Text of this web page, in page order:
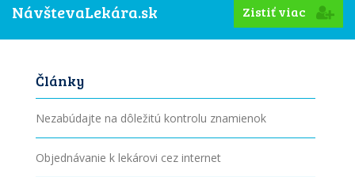
NávštevaLekára.sk
Zistiť viac
Články
Nezabúdajte na dôležitú kontrolu znamienok
Objednávanie k lekárovi cez internet